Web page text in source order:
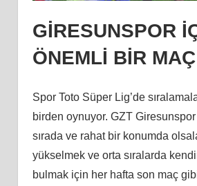
GİRESUNSPOR
ÖNEMLİ BİR MAÇ
Spor Toto Süper Lig’de
birden oynuyor. GZT Giresunspor
sırada ve rahat bir konumda
yükselmek ve orta sıralarda
bulmak için her hafta son maç